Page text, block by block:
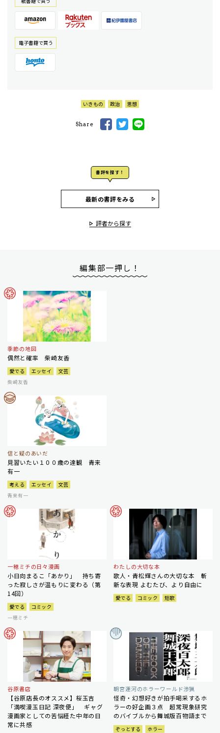
電⼦書籍で買う
いきもの 政治 思想
Share
書評を探す！
最新の書評をみる
評者から探す
編集部一押し！
季節の地図
偶然と確率 柴崎友香
愛でる エッセイ
文芸
柴崎友香
信と疑のあいだ
見習いたい１００歳の達観 青来
有一
考える エッセイ
文芸
青来有一
一穂ミチの日々漫画
小日向まるこ「あかり」 持ち寄
った寂しさが温もりに変わる（第
14回）
愛でる
コミック
一穂ミチ
わたしの大切な本
歌人・青松輝さんの大切な本 斬
新な表現 よむたび、より自由に
愛でる コミック 短歌
谷原書店
【谷原店長のオススメ】桜玉吉
「満喫漫玉日記 深夜便」 ギャグ
漫画家としての苦悩経た中年の日
常に共感
朝宮運河のホラーワールド渉猟
怪奇・幻想好きが拍手喝采するホ
ラーの好企画３点 超常現象研究
のバイブルから舞城版百物語まで
ぞっとする
ホラー